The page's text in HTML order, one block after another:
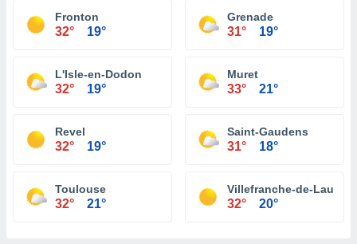
Fronton
32° 19°
Grenade
31° 19°
L'Isle-en-Dodon
32° 19°
Muret
33° 21°
Revel
32° 19°
Saint-Gaudens
31° 18°
Toulouse
32° 21°
Villefranche-de-
32° 20°